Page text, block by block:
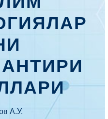
А.У.